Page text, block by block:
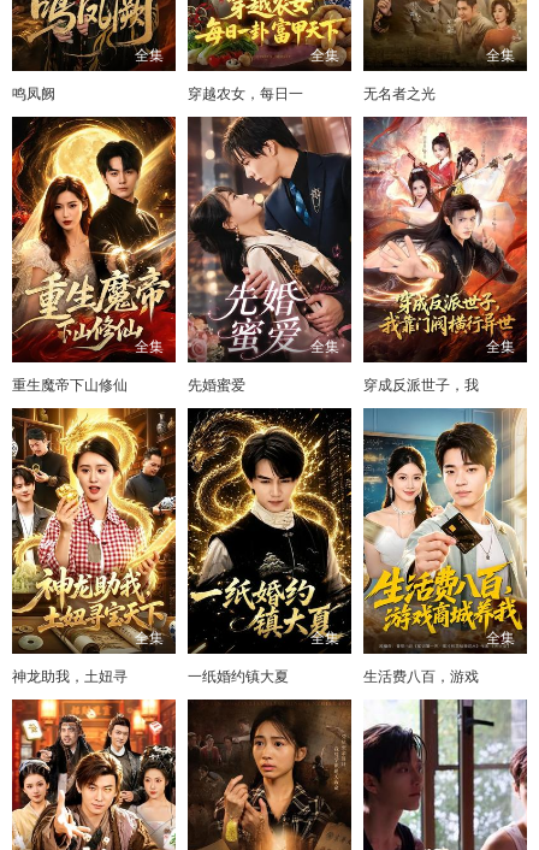
全集
鸣凤阙
全集
穿越农女，每日一
全集
无名者之光
全集
重生魔帝下山修仙
全集
先婚蜜爱
全集
穿成反派世子，我
全集
神龙助我，土妞寻
全集
一纸婚约镇大夏
全集
生活费八百，游戏